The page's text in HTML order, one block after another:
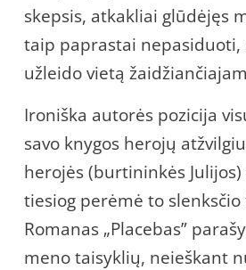
skepsis, atkakliai glūdėjęs
taip paprastai nepasiduoti,
užleido vietą
Ironiška autorės pozicija
savo knygos herojų
herojės (burtininkės
tiesiog perėmė to slenksčio
Romanas „Placebas”
meno taisyklių, neieškant